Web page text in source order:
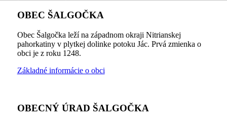
OBEC ŠALGOČKA
Obec Šalgočka leží na západnom okraji Nitrianskej
pahorkatiny v plytkej dolinke potoku Jác. Prvá zmienka o
obci je z roku 1248.
Základné informácie o obci
OBECNÝ ÚRAD ŠALGOČKA